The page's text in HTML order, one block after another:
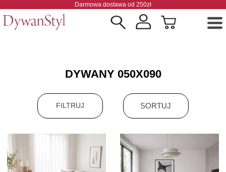
Darmowa dostawa od 250zł
DYWANY 050X090
FILTRUJ SORTUJ